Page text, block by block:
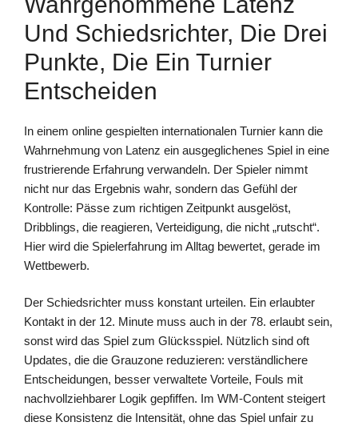
Und Schiedsrichter, Die Drei
Punkte, Die Ein Turnier
Entscheiden
In einem online gespielten internationalen Turnier kann die
Wahrnehmung von Latenz ein ausgeglichenes Spiel in eine
frustrierende Erfahrung verwandeln. Der Spieler nimmt
nicht nur das Ergebnis wahr, sondern das Gefühl der
Kontrolle: Pässe zum richtigen Zeitpunkt ausgelöst,
Dribblings, die reagieren, Verteidigung, die nicht „rutscht“.
Hier wird die Spielerfahrung im Alltag bewertet, gerade im
Wettbewerb.
Der Schiedsrichter muss konstant urteilen. Ein erlaubter
Kontakt in der 12. Minute muss auch in der 78. erlaubt sein,
sonst wird das Spiel zum Glücksspiel. Nützlich sind oft
Updates, die die Grauzone reduzieren: verständlichere
Entscheidungen, besser verwaltete Vorteile, Fouls mit
nachvollziehbarer Logik gepfiffen. Im WM-Content steigert
diese Konsistenz die Intensität, ohne das Spiel unfair zu